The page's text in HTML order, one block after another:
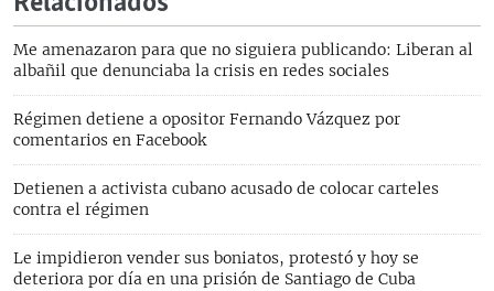
Me amenazaron para que no siguiera publicando: Liberan al
albañil que denunciaba la crisis en redes sociales
Régimen detiene a opositor Fernando Vázquez por
comentarios en Facebook
Detienen a activista cubano acusado de colocar carteles
contra el régimen
Le impidieron vender sus boniatos, protestó y hoy se
deteriora por día en una prisión de Santiago de Cuba